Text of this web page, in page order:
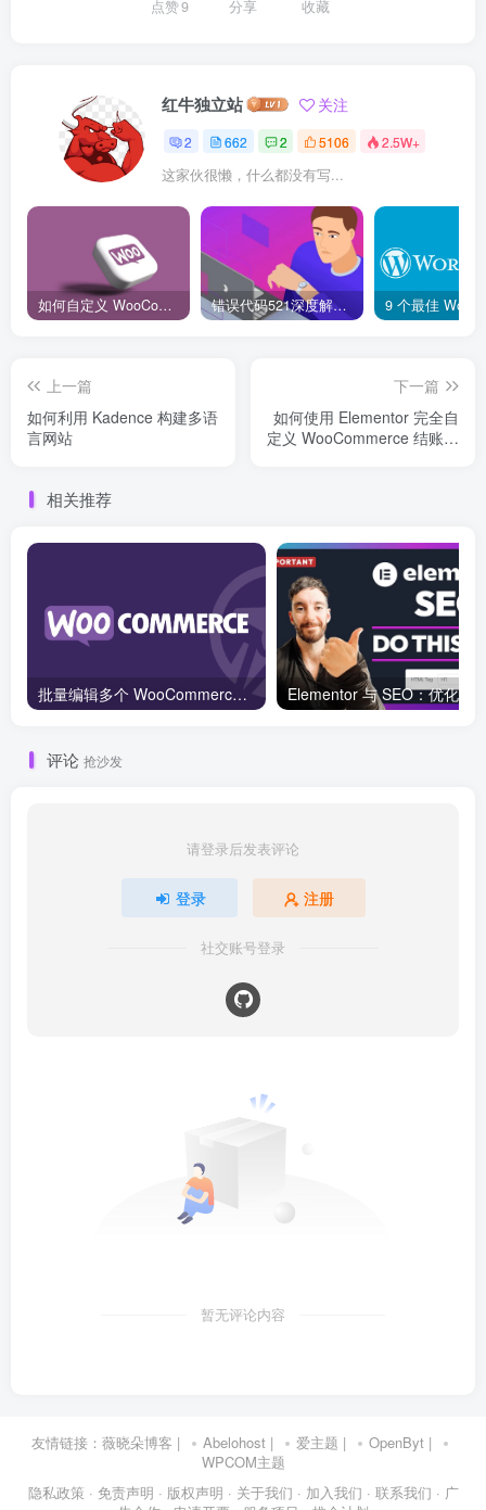
点赞9 分享 收藏
红牛独立站 关注
2 662 2 5106 2.5W+
这家伙很懒，什么都没有写...
如何自定义 WooCommerce 购物车页面：详细指南 错误代码521深度解析：什么是“Web服务器宕机”？它和502、504有何不同？
上一篇
如何利用 Kadence 构建多语
言网站
下一篇
如何使用 Elementor 完全自
定义 WooCommerce 结账页
相关推荐
批量编辑多个 WooCommerce 产品变体价格的 2 个方法？
评论 抢沙发
请登录后发表评论
登录 注册
社交账号登录
暂无评论内容
友情链接： 薇晓朵博客 | Abelohost | 爱主题 | OpenByt |
WPCOM主题
隐私政策 · 免责声明 · 版权声明 · 关于我们 · 加入我们 · 联系我们 · 广